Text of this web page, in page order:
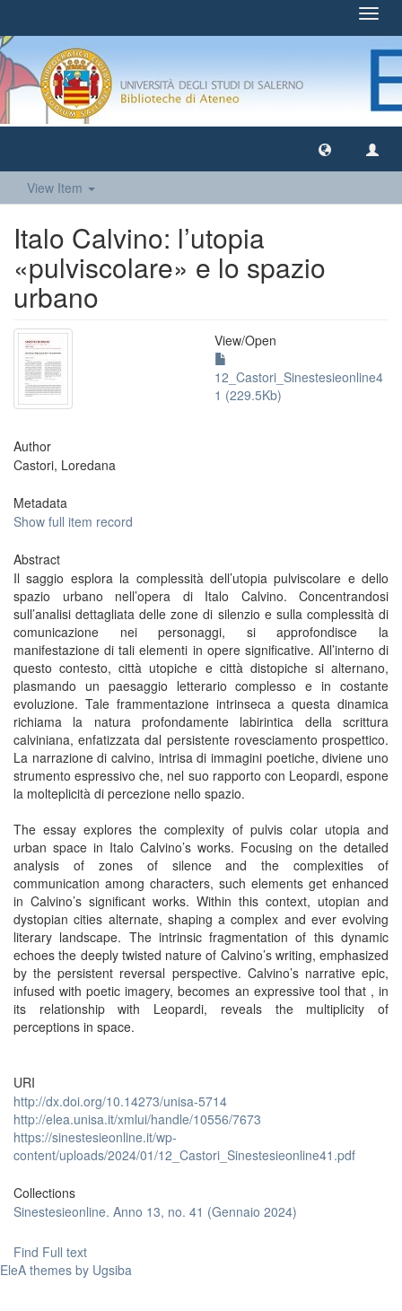
View Item
Italo Calvino: l’utopia
«pulviscolare» e lo spazio
urbano
View/Open
12_Castori_Sinestesieonline4
1 (229.5Kb)
Author
Castori, Loredana
Metadata
Show full item record
Abstract
Il saggio esplora la complessità dell’utopia pulviscolare e dello
spazio urbano nell’opera di Italo Calvino. Concentrandosi
sull’analisi dettagliata delle zone di silenzio e sulla complessità di
comunicazione nei personaggi, si approfondisce la
manifestazione di tali elementi in opere significative. All’interno di
questo contesto, città utopiche e città distopiche si alternano,
plasmando un paesaggio letterario complesso e in costante
evoluzione. Tale frammentazione intrinseca a questa dinamica
richiama la natura profondamente labirintica della scrittura
calviniana, enfatizzata dal persistente rovesciamento prospettico.
La narrazione di calvino, intrisa di immagini poetiche, diviene uno
strumento espressivo che, nel suo rapporto con Leopardi, espone
la molteplicità di percezione nello spazio.
The essay explores the complexity of pulvis colar utopia and
urban space in Italo Calvino’s works. Focusing on the detailed
analysis of zones of silence and the complexities of
communication among characters, such elements get enhanced
in Calvino’s significant works. Within this context, utopian and
dystopian cities alternate, shaping a complex and ever evolving
literary landscape. The intrinsic fragmentation of this dynamic
echoes the deeply twisted nature of Calvino’s writing, emphasized
by the persistent reversal perspective. Calvino’s narrative epic,
infused with poetic imagery, becomes an expressive tool that , in
its relationship with Leopardi, reveals the multiplicity of
perceptions in space.
URI
http://dx.doi.org/10.14273/unisa-5714
http://elea.unisa.it/xmlui/handle/10556/7673
https://sinestesieonline.it/wp-
content/uploads/2024/01/12_Castori_Sinestesieonline41.pdf
Collections
Sinestesieonline. Anno 13, no. 41 (Gennaio 2024)
Find Full text
EleA themes by Ugsiba